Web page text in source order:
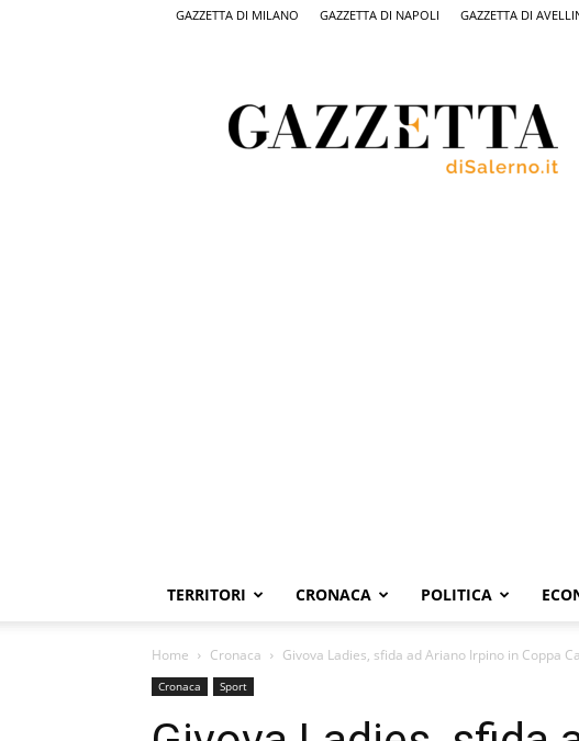
GAZZETTA DI MILANO GAZZETTA DI NAPOLI GAZZETTA DI
Salerno,
il
quotidiano
TERRITORI CRONACA POLITICA
Home Cronaca Givova Ladies, sfida ad Ariano Irpino in Coppa
Cronaca Sport